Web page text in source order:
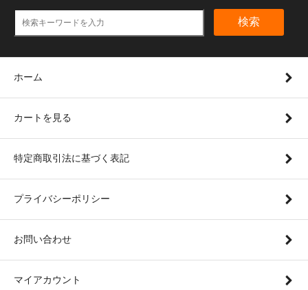
検索
ホーム
カートを見る
特定商取引法に基づく表記
プライバシーポリシー
お問い合わせ
マイアカウント